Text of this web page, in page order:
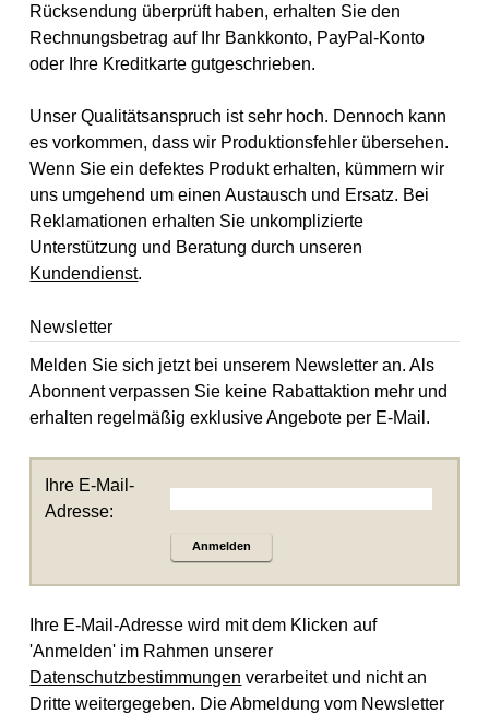
Rücksendung überprüft haben, erhalten Sie den
Rechnungsbetrag auf Ihr Bankkonto, PayPal-Konto
oder Ihre Kreditkarte gutgeschrieben.
Unser Qualitätsanspruch ist sehr hoch. Dennoch kann
es vorkommen, dass wir Produktionsfehler übersehen.
Wenn Sie ein defektes Produkt erhalten, kümmern wir
uns umgehend um einen Austausch und Ersatz. Bei
Reklamationen erhalten Sie unkomplizierte
Unterstützung und Beratung durch unseren
Kundendienst.
Newsletter
Melden Sie sich jetzt bei unserem Newsletter an. Als
Abonnent verpassen Sie keine Rabattaktion mehr und
erhalten regelmäßig exklusive Angebote per E-Mail.
Ihre E-Mail-
Adresse:
Anmelden
Ihre E-Mail-Adresse wird mit dem Klicken auf
'Anmelden' im Rahmen unserer
Datenschutzbestimmungen verarbeitet und nicht an
Dritte weitergegeben. Die Abmeldung vom Newsletter